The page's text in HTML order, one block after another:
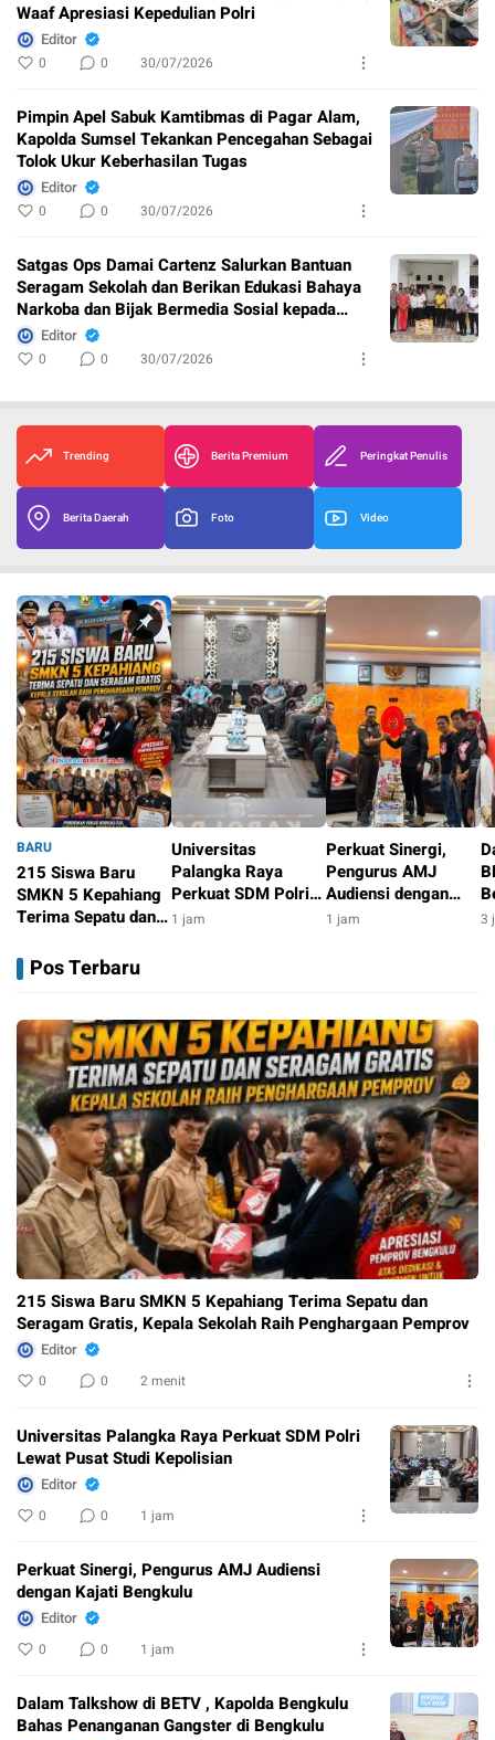
Waaf Apresiasi Kepedulian Polri
Editor
0 0 30/07/2026
Pimpin Apel Sabuk Kamtibmas di Pagar Alam,
Kapolda Sumsel Tekankan Pencegahan Sebagai
Tolok Ukur Keberhasilan Tugas
Editor
0 0 30/07/2026
Satgas Ops Damai Cartenz Salurkan Bantuan
Seragam Sekolah dan Berikan Edukasi Bahaya
Narkoba dan Bijak Bermedia Sosial kepada
Pelajar di Sarmi
Editor
0 0 30/07/2026
Trending Berita Premium Peringkat Penulis
Berita Daerah Foto Video
BARU
215 Siswa Baru
SMKN 5 Kepahiang
Terima Sepatu dan
Kepala Sekolah Raih
Penghargaan
Universitas
Palangka Raya
Perkuat SDM Polri
Lewat Pusat Studi
1 jam
Perkuat Sinergi,
Pengurus AMJ
Audiensi dengan
Kajati Bengkulu
1 jam 3
Pos Terbaru
215 Siswa Baru SMKN 5 Kepahiang Terima Sepatu dan
Seragam Gratis, Kepala Sekolah Raih Penghargaan Pemprov
Editor
0 0 2 menit
Universitas Palangka Raya Perkuat SDM Polri
Lewat Pusat Studi Kepolisian
Editor
0 0 1 jam
Perkuat Sinergi, Pengurus AMJ Audiensi
dengan Kajati Bengkulu
Editor
0 0 1 jam
Dalam Talkshow di BETV , Kapolda Bengkulu
Bahas Penanganan Gangster di Bengkulu